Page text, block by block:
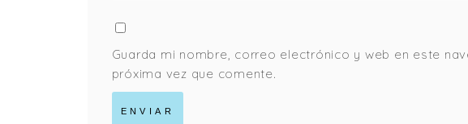
Guarda mi nombre, correo electrónico y web en este
próxima vez que comente.